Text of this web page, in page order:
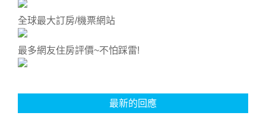
全球最大訂房/機票網站
最多網友住房評價~不怕踩雷!
最新的回應